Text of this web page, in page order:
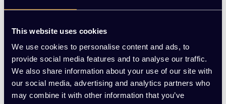
This website uses cookies
We use cookies to personalise content and ads, to
provide social media features and to analyse our traffic.
We also share information about your use of our site with
our social media, advertising and analytics partners who
may combine it with other information that you’ve